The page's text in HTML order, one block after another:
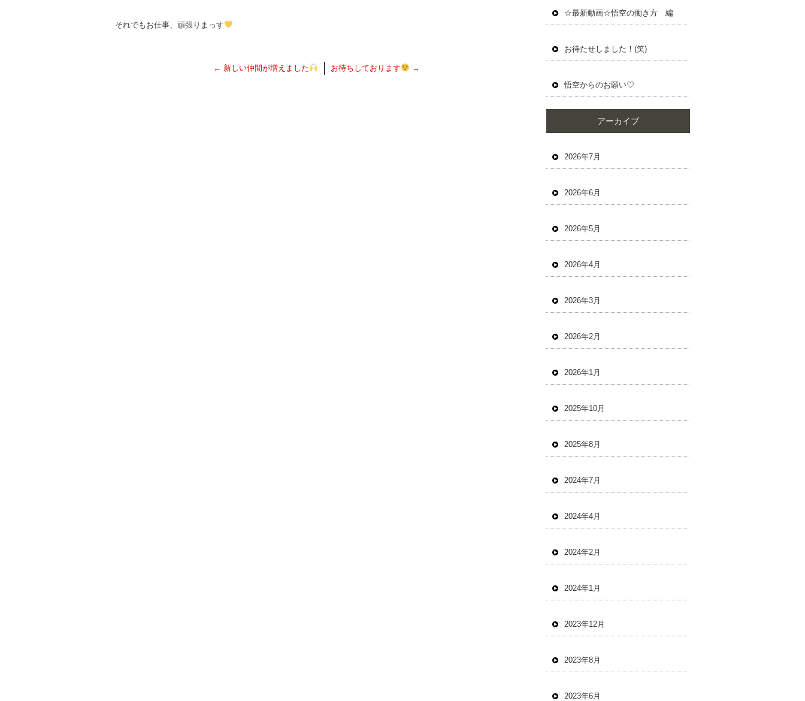
それでもお仕事、頑張りまっす
← 新しい仲間が増えました お待ちしております →
☆最新動画☆悟空の働き方 編
お待たせしました！(笑)
悟空からのお願い♡
アーカイブ
2026年7月
2026年6月
2026年5月
2026年4月
2026年3月
2026年2月
2026年1月
2025年10月
2025年8月
2024年7月
2024年4月
2024年2月
2024年1月
2023年12月
2023年8月
2023年6月